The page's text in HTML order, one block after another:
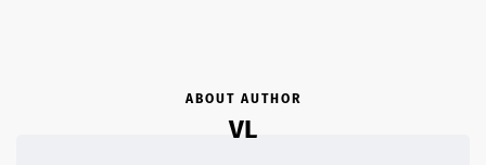
ABOUT AUTHOR
VL